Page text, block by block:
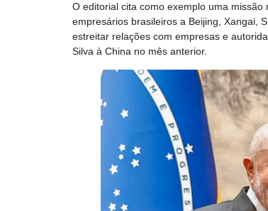
O editorial cita como exemplo uma
empresários brasileiros a Beijing, Xangai,
estreitar relações com empresas e
Silva à China no mês anterior.